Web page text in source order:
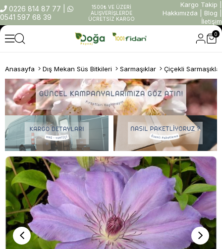
0226 814 87 77
0541 597 68 39
1500₺ VE ÜZERİ
ALIŞVERİŞLERDE
ÜCRETSİZ KARGO
Kargo Takip
Hakkımızda
Blog
İletişim
0
Anasayfa Dış Mekan Süs Bitkileri Sarmaşıklar Çiçekli Sarmaşıklar